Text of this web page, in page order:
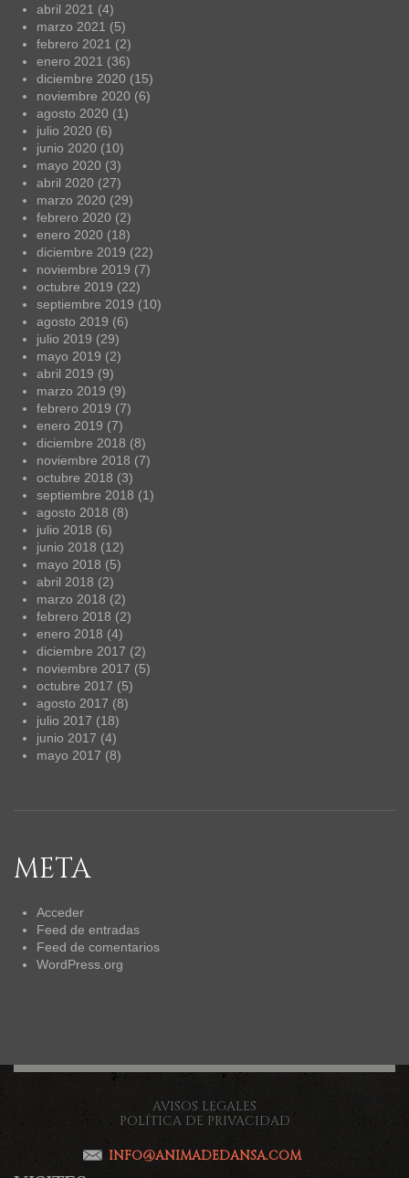
abril 2021 (4)
marzo 2021 (5)
febrero 2021 (2)
enero 2021 (36)
diciembre 2020 (15)
noviembre 2020 (6)
agosto 2020 (1)
julio 2020 (6)
junio 2020 (10)
mayo 2020 (3)
abril 2020 (27)
marzo 2020 (29)
febrero 2020 (2)
enero 2020 (18)
diciembre 2019 (22)
noviembre 2019 (7)
octubre 2019 (22)
septiembre 2019 (10)
agosto 2019 (6)
julio 2019 (29)
mayo 2019 (2)
abril 2019 (9)
marzo 2019 (9)
febrero 2019 (7)
enero 2019 (7)
diciembre 2018 (8)
noviembre 2018 (7)
octubre 2018 (3)
septiembre 2018 (1)
agosto 2018 (8)
julio 2018 (6)
junio 2018 (12)
mayo 2018 (5)
abril 2018 (2)
marzo 2018 (2)
febrero 2018 (2)
enero 2018 (4)
diciembre 2017 (2)
noviembre 2017 (5)
octubre 2017 (5)
agosto 2017 (8)
julio 2017 (18)
junio 2017 (4)
mayo 2017 (8)
META
Acceder
Feed de entradas
Feed de comentarios
WordPress.org
AVISOS LEGALES
POLÍTICA DE PRIVACIDAD
INFO@ANIMADEDANSA.COM